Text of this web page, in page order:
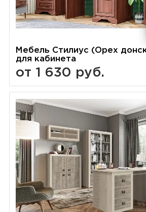
Мебель Стилиус (Орех
для кабинета
от 1 630 руб.